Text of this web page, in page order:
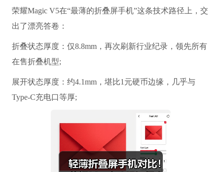
荣耀Magic V5在“最薄的折叠屏手机”这条技术路径上，交
出了漂亮答卷：
折叠状态厚度：仅8.8mm，再次刷新行业纪录，领先所有
在售折叠机型;
展开状态厚度：约4.1mm，堪比1元硬币边缘，几乎与
Type-C充电口等厚;